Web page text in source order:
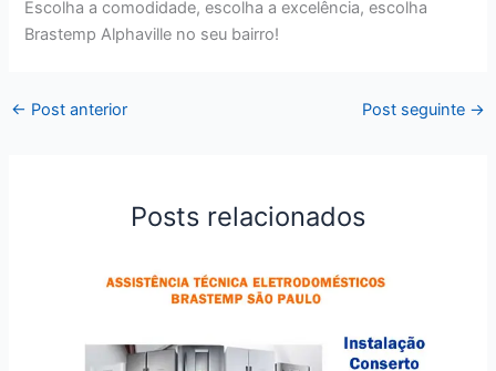
Escolha a comodidade, escolha a excelência, escolha
Brastemp Alphaville no seu bairro!
← Post anterior Post seguinte →
Posts relacionados